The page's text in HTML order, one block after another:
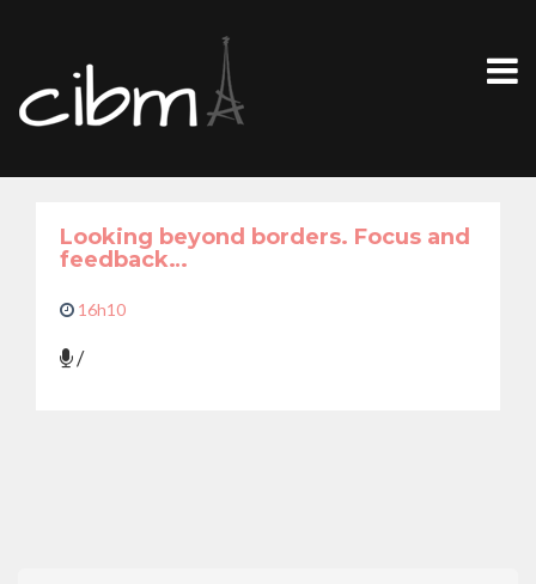
Looking beyond borders. Focus and
feedback…
16h10
/